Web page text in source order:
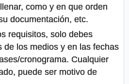
como y en que orden
documentación, etc.
requisitos, solo debes
de los medios y en las fechas
cronograma. Cualquier
puede ser motivo de